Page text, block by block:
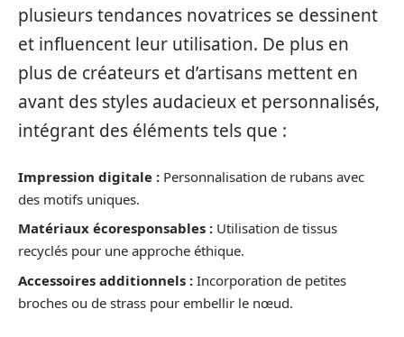
plusieurs tendances novatrices se dessinent
et influencent leur utilisation. De plus en
plus de créateurs et d’artisans mettent en
avant des styles audacieux et personnalisés,
intégrant des éléments tels que :
Impression digitale : Personnalisation de rubans avec
des motifs uniques.
Matériaux écoresponsables : Utilisation de tissus
recyclés pour une approche éthique.
Accessoires additionnels : Incorporation de petites
broches ou de strass pour embellir le nœud.